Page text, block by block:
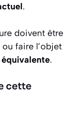
.
doivent être
faire l’objet
.
cette